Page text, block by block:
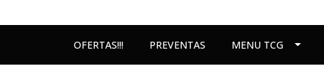
OFERTAS!!! PREVENTAS MENU TCG